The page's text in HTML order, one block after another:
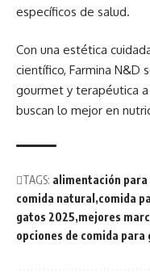
específicos de salud.
Con una estética
científico, Farmina N&D
gourmet y terapéutica
buscan lo mejor en
TAGS: alimentación para
comida natural comida
gatos 2025 mejores
opciones de comida para